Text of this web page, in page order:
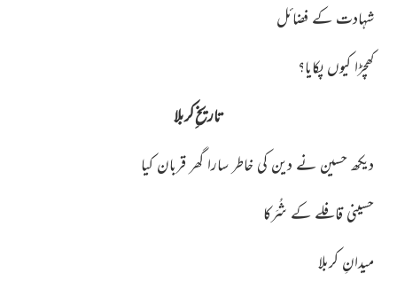
شہادت کے فضائل
کھچڑا کیوں پکایا؟
تاریخ ِکربلا
دیکھ حسین نے دین کی خاطر سارا گھر قربان کیا
حسینی قافلے کے شُرَکا
میدانِ کربلا